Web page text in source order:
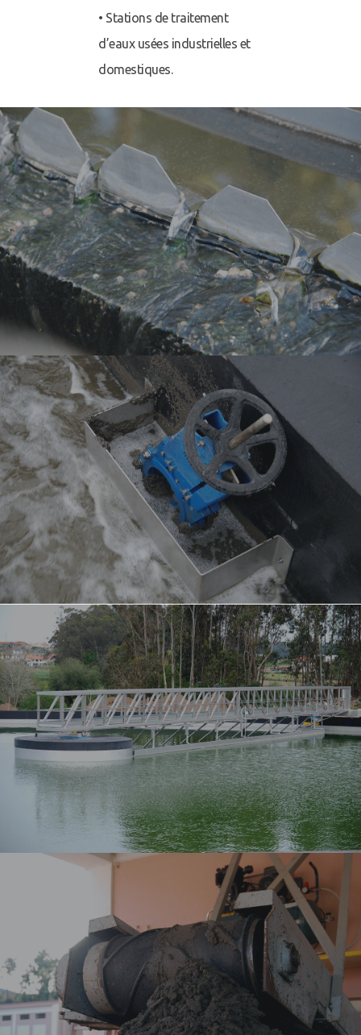
• Stations de traitement
d’eaux usées industrielles et
domestiques.